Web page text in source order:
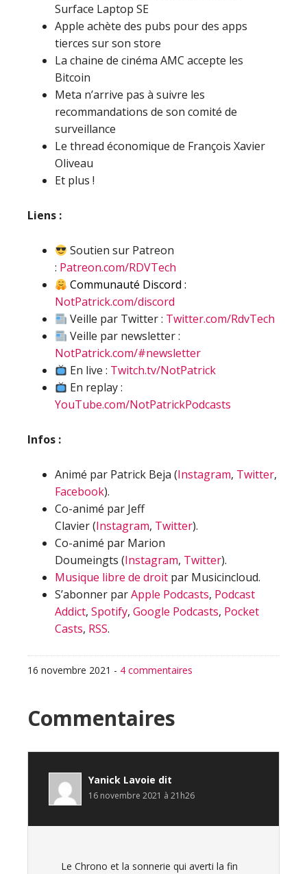
Surface Laptop SE
Apple achète des pubs pour des apps
tierces sur son store
La chaine de cinéma AMC accepte les
Bitcoin
Meta n’arrive pas à suivre les
recommandations de son comité de
surveillance
Le thread économique de François Xavier
Oliveau
Et plus !
Liens :
Soutien sur Patreon
: Patreon.com/RDVTech
Communauté Discord :
NotPatrick.com/discord
Veille par Twitter : Twitter.com/RdvTech
Veille par newsletter :
NotPatrick.com/#newsletter
En live : Twitch.tv/NotPatrick
En replay :
YouTube.com/NotPatrickPodcasts
Infos :
Animé par Patrick Beja (Instagram, Twitter,
Facebook).
Co-animé par Jeff
Clavier (Instagram, Twitter).
Co-animé par Marion
Doumeingts (Instagram, Twitter).
Musique libre de droit par Musicincloud.
S’abonner parApple Podcasts, Podcast
Addict, Spotify, Google Podcasts, Pocket
Casts, RSS.
16 novembre 2021 - 4 commentaires
Interactions
du
lecteur
Commentaires
Yanick Lavoie dit
16 novembre 2021 à 21h26
Le Chrono et la sonnerie qui averti la fin